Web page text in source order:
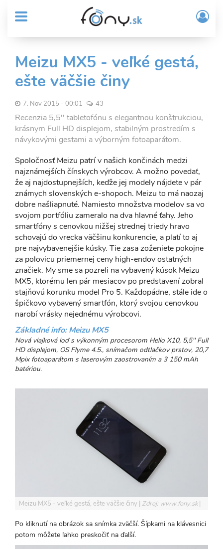
obsah
MENU
Sub
Header
menu
User
account
menu
/
Meizu MX5 - veľké gestá,
ešte väčšie činy
7. Nov 2015 - 00:01 43
Recenzia 5,5'' tabletofónu s elegantnou konštrukciou,
krásnym Full HD displejom, stabilným prostredím s
návykovými gestami a výborným fotoaparátom.
Spoločnosť Meizu patrí v našich končinách medzi
najznámejších čínskych výrobcov. A možno povedať,
že aj najdostupnejších, keďže jej modely nájdete v pár
známych slovenských e-shopoch. Meizu to má naozaj
dobre našliapnuté. Namiesto množstva modelov sa vo
svojom portfóliu zameralo na dva hlavné ťahy. Jeho
smartfóny s cenovkou nižšej strednej triedy hravo
schovajú do vrecka väčšinu konkurencie, a platí to aj
pre najvybavenejšie kúsky. Tie zasa zoženiete pokojne
za polovicu priemernej ceny high-endov ostatných
značiek. My sme sa pozreli na vybavený kúsok Meizu
MX5, ktorému len pár mesiacov po predstavení zobral
stajňovú korunku model Pro 5. Každopádne, stále ide o
špičkovo vybavený smartfón, ktorý svojou cenovkou
narobí vrásky nejednému výrobcovi.
Základné info: Meizu MX5
Nová vlajková loď s výkonným procesorom Helio X10, 5,5'' Full
HD displejom, OS Flyme 4.5., snímačom odtlačkov prstov, 20,7
Mpix fotoaparátom s laserovým zaostrovaním a 3 150 mAh
batériou.
Meizu MX5 - veľké gestá, ešte väčšie činy Zdroj: www.fony.sk
Po kliknutí na obrázok sa snímka zväčší. Šípkami na klávesnici
potom môžete ľahko preskočiť na ďalší.